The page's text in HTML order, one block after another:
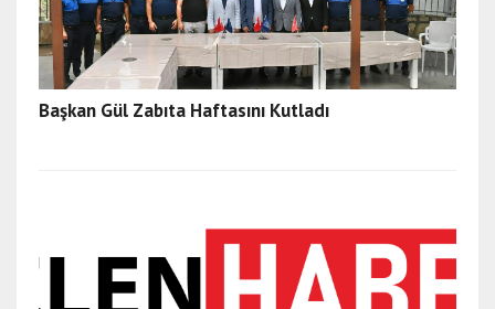
Başkan Gül Zabıta Haftasını Kutladı